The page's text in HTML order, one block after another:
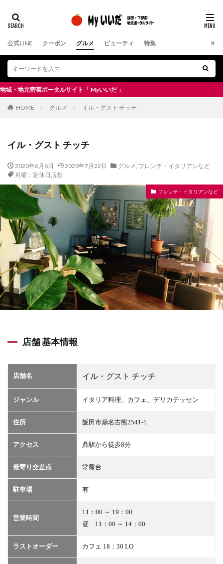
公式LINE クーポン グルメ ビューティ 特集
密着ポータルサイト「 Myいいだ 」
HOME グルメ イル・グスト チッチ
イル・グスト チッチ
2020年6月6日 2020年7月22日 グルメ, フレンチ・イタリアンなど
月曜：定休日店舗
フレンチ・イタリアンなど
店舗 基本情報
店舗名 イル・グスト チッチ
ジャンル イタリア料理、カフェ、デリカテッセン
住所 飯田市鼎名古熊2541-1
アクセス 鼎駅から徒歩8分
最寄り交差点 常盤台
駐車場 有
営業時間
11：00 ～ 19：00
昼 11：00 ～ 14：00
ラストオーダー カフェ 18：30 LO